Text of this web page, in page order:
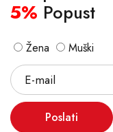
5% Popust
Žena Muški
Poslati